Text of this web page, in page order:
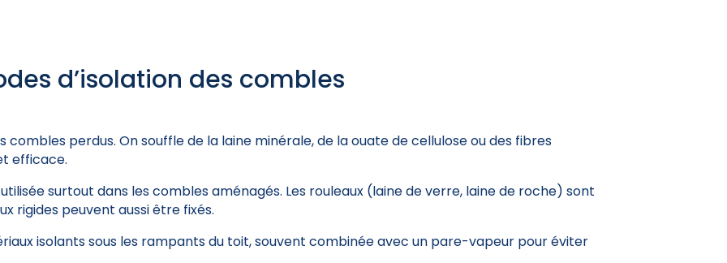
d’isolation des combles
combles perdus. On souffle de la laine minérale, de la ouate de cellulose ou des fibres
efficace.
surtout dans les combles aménagés. Les rouleaux (laine de verre, laine de roche) sont
rigides peuvent aussi être fixés.
isolants sous les rampants du toit, souvent combinée avec un pare-vapeur pour éviter